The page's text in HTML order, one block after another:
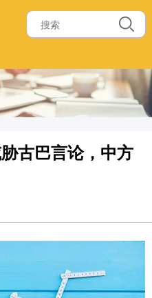
古巴言论，中方